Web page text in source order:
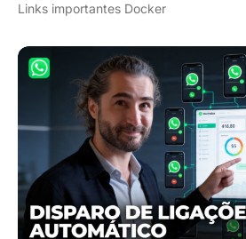
Links importantes Docker